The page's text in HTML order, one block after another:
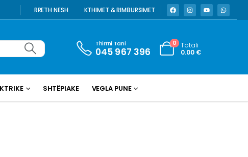
RRETH NESH KTHIMET & RIMBURSIMET
Thirrni Tani
045 967 396
0 Totali
0.00 €
SHTËPIAKE VEGLA PUNE